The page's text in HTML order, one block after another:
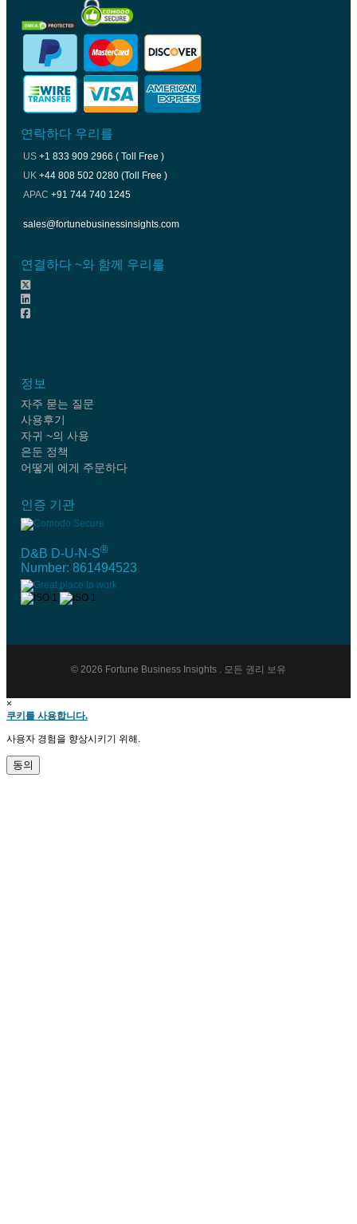
연락하다 우리를
US +1 833 909 2966 ( Toll Free )
UK +44 808 502 0280 (Toll Free )
APAC +91 744 740 1245
sales@fortunebusinessinsights.com
연결하다 ~와 함께 우리를
정보
자주 묻는 질문
사용후기
자귀 ~의 사용
은둔 정책
어떻게 에게 주문하다
인증 기관
D&B D-U-N-S®
Number: 861494523
© 2026 Fortune Business Insights . 모든 권리 보유
×
쿠키를 사용합니다.
사용자 경험을 향상시키기 위해.
동의